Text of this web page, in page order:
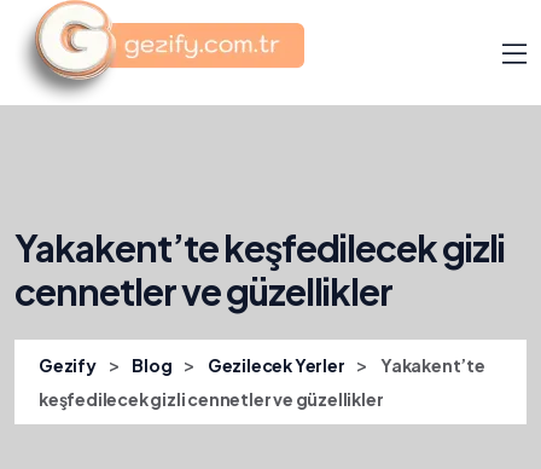
Yakakent’te keşfedilecek gizli
cennetler ve güzellikler
Gezify > Blog > Gezilecek Yerler >
Yakakent’te
keşfedilecek gizli cennetler ve güzellikler